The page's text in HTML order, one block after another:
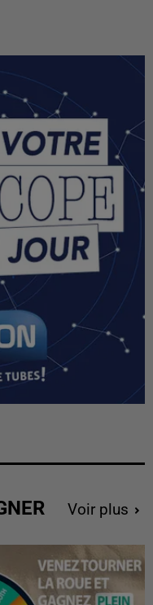
Voir plus